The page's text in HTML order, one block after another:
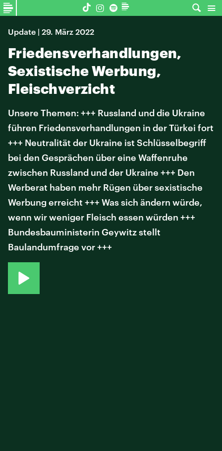
Update | 29. März 2022
Friedensverhandlungen,
Sexistische Werbung,
Fleischverzicht
Unsere Themen: +++ Russland und die Ukraine
führen Friedensverhandlungen in der Türkei fort
+++ Neutralität der Ukraine ist Schlüsselbegriff
bei den Gesprächen über eine Waffenruhe
zwischen Russland und der Ukraine +++ Den
Werberat haben mehr Rügen über sexistische
Werbung erreicht +++ Was sich ändern würde,
wenn wir weniger Fleisch essen würden +++
Bundesbauministerin Geywitz stellt
Baulandumfrage vor +++